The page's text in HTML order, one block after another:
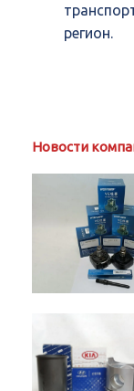
регион.
Новости